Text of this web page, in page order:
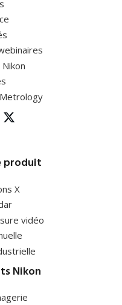
produit
X
vidéo
Nikon